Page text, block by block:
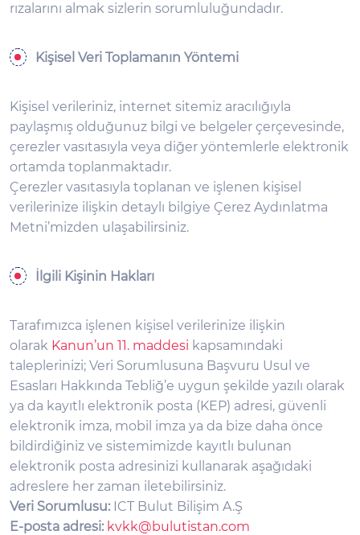
rızalarını almak sizlerin sorumluluğundadır.
Kişisel Veri Toplamanın Yöntemi
Kişisel verileriniz, internet sitemiz aracılığıyla
paylaşmış olduğunuz bilgi ve belgeler çerçevesinde,
çerezler vasıtasıyla veya diğer yöntemlerle elektronik
ortamda toplanmaktadır.
Çerezler vasıtasıyla toplanan ve işlenen kişisel
verilerinize ilişkin detaylı bilgiye Çerez Aydınlatma
Metni’mizden ulaşabilirsiniz.
İlgili Kişinin Hakları
Tarafımızca işlenen kişisel verilerinize ilişkin
olarak Kanun’un 11. maddesi kapsamındaki
taleplerinizi; Veri Sorumlusuna Başvuru Usul ve
Esasları Hakkında Tebliğ’e uygun şekilde yazılı olarak
ya da kayıtlı elektronik posta (KEP) adresi, güvenli
elektronik imza, mobil imza ya da bize daha önce
bildirdiğiniz ve sistemimizde kayıtlı bulunan
elektronik posta adresinizi kullanarak aşağıdaki
adreslere her zaman iletebilirsiniz.
Veri Sorumlusu: ICT Bulut Bilişim A.Ş
E-posta adresi: kvkk@bulutistan.com